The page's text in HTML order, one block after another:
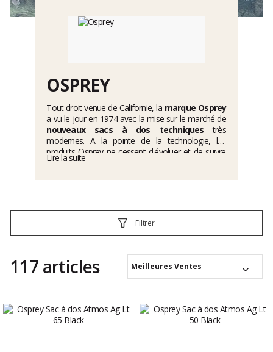
OSPREY
Tout droit venue de Californie, la marque Osprey
a vu le jour en 1974 avec la mise sur le marché de
nouveaux sacs à dos techniques très
modernes. A la pointe de la technologie, les
produits Osprey ne cessent d'évoluer et de suivre
les tendances pour permettre à tous les aventuriers
haut de gamme avec des matériaux résistants et
marque Osprey
début, au coeur de son cahier des charges, la
réparation de ses produits plutôt qu’un échange
automatique. Spécialisé dans lessacs à dos de
tranquille aux randonnées de grands chemins en
passant par les treks au Nepal, les sacs à dos
Osprey, déclinés en différents volumes, vous
Lire la suite
Filtrer
117 articles Meilleures Ventes